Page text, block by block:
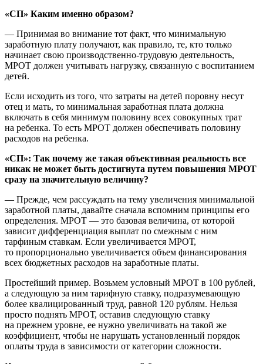
«СП» Каким именно образом?
— Принимая во внимание тот факт, что минимальную
заработную плату получают, как правило, те, кто только
начинает свою производственно-трудовую деятельность,
МРОТ должен учитывать нагрузку, связанную с воспитанием
детей.
Если исходить из того, что затраты на детей поровну несут
отец и мать, то минимальная заработная плата должна
включать в себя минимум половину всех совокупных трат
на ребенка. То есть МРОТ должен обеспечивать половину
расходов на ребенка.
«СП»: Так почему же такая объективная реальность все
никак не может быть достигнута путем повышения МРОТ
сразу на значительную величину?
— Прежде, чем рассуждать на тему увеличения минимальной
заработной платы, давайте сначала вспомним принципы его
определения. МРОТ — это базовая величина, от которой
зависит дифференциация выплат по смежным с ним
тарфиным ставкам. Если увеличивается МРОТ,
то пропорционально увеличивается объем финансирования
всех бюджетных расходов на заработные платы.
Простейший пример. Возьмем условный МРОТ в 100 рублей,
а следующую за ним тарифную ставку, подразумевающую
более квалицированный труд, равной 120 рублям. Нельзя
просто поднять МРОТ, оставив следующую ставку
на прежнем уровне, ее нужно увеличивать на такой же
коэффициент, чтобы не нарушать установленный порядок
оплаты труда в зависимости от категории сложности.